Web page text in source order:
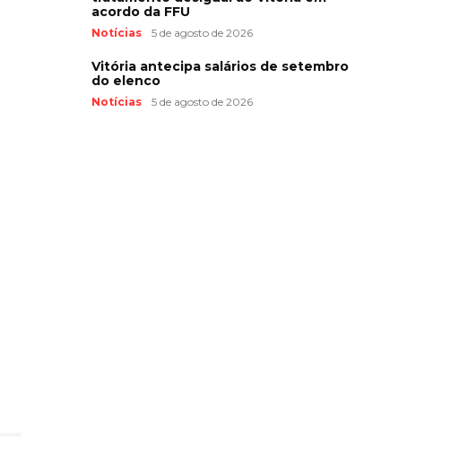
acordo da FFU
Notícias 5 de agosto de 2026
Vitória antecipa salários de setembro
do elenco
Notícias 5 de agosto de 2026